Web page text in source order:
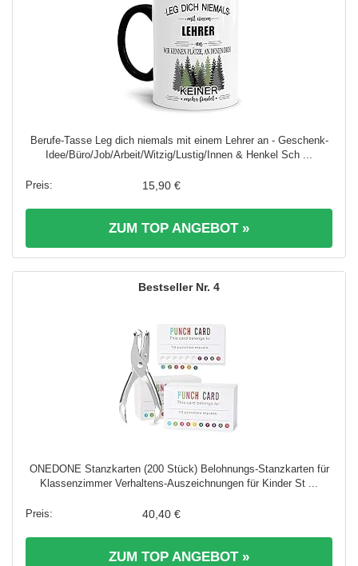
Berufe-Tasse Leg dich niemals mit einem Lehrer an - Geschenk-
Idee/Büro/Job/Arbeit/Witzig/Lustig/Innen & Henkel Sch ...
15,90 €
ZUM TOP ANGEBOT »
4
ONEDONE Stanzkarten (200 Stück) Belohnungs-Stanzkarten für
Klassenzimmer Verhaltens-Auszeichnungen für Kinder St ...
40,40 €
ZUM TOP ANGEBOT »